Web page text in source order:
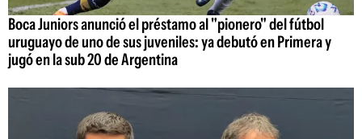
Boca Juniors anunció el préstamo al "pionero" del fútbol
uruguayo de uno de sus juveniles: ya debutó en Primera y
jugó en la sub 20 de Argentina